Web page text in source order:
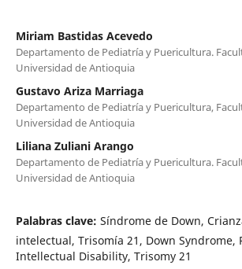
Miriam Bastidas Acevedo
Departamento de Pediatría y Puericultura.
Universidad de Antioquia
Gustavo Ariza Marriaga
Departamento de Pediatría y Puericultura,
Universidad de Antioquia
Liliana Zuliani Arango
Departamento de Pediatría y Puericultura.
Universidad de Antioquia
Palabras clave: Síndrome de Down,
intelectual, Trisomía 21, Down Syndrome,
Intellectual Disability, Trisomy 21